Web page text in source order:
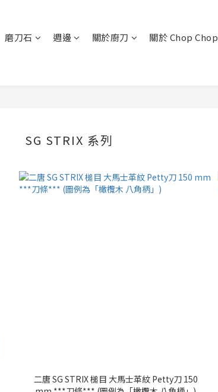
磨刀石 週邊 關於廚刀 關於 Chop Chop
SG STRIX 系列
二唐 SG STRIX 槌目 大馬士革紋 Petty刀 150